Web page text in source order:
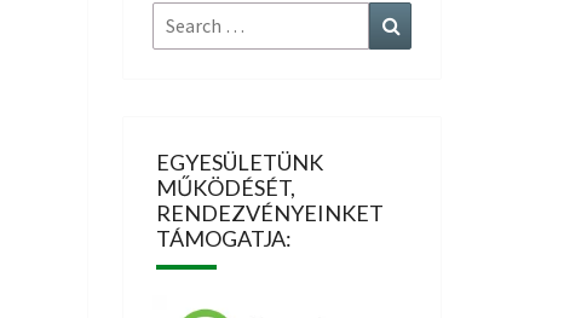
Search
for:
EGYESÜLETÜNK
MŰKÖDÉSÉT,
RENDEZVÉNYEINKET
TÁMOGATJA: